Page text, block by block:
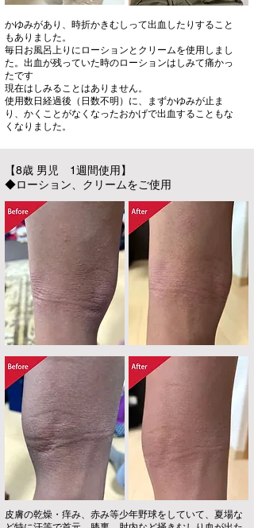
かゆみがあり、時折かきむしって出血したりすること
もありました。
毎日お風呂上りにローションとクリームを使用しまし
た。出血が残っていた時のローションはしみて痛かっ
たです
現在はしみることはありません。
使用数日経過後（日数不明）に、まずかゆみが止ま
り、かくことがなくなったおかげで出血することもな
くなりました。
【8歳 男児 1週間使用】
◆ローション、クリームをご使用
皮膚の乾燥・痒み、赤み等少年野球をしていて、夏場な